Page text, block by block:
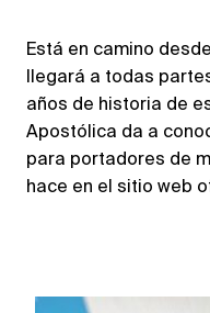
Está en camino
llegará a todas
años de historia de
Apostólica da a
para portadores de
hace en el sitio web